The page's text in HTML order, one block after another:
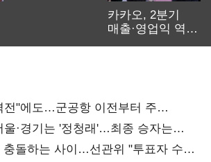
카카오, 2분기
매출·영업익 역대
전"에도…군공항 이전부터 주
울·경기는 '정청래'…최종 승자는
충돌하는 사이…선관위 "투표자 수